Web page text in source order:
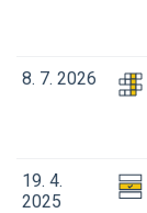
8. 7. 2026
19. 4.
2025